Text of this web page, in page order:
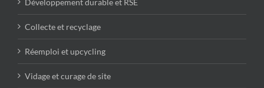
Développement durable et RSE
Collecte et recyclage
Réemploi et upcycling
Vidage et curage de site